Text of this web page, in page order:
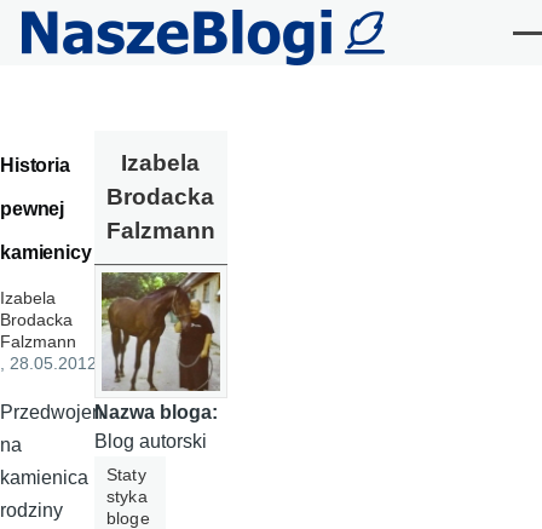
Przejdź do treści
Historia
pewnej
kamienicy
Izabela
Brodacka
Falzmann
, 28.05.2012
Przedwojen
na
kamienica
rodziny
Izabela
Brodacka
Falzmann
Nazwa bloga:
Blog autorski
Staty
styka
bloge